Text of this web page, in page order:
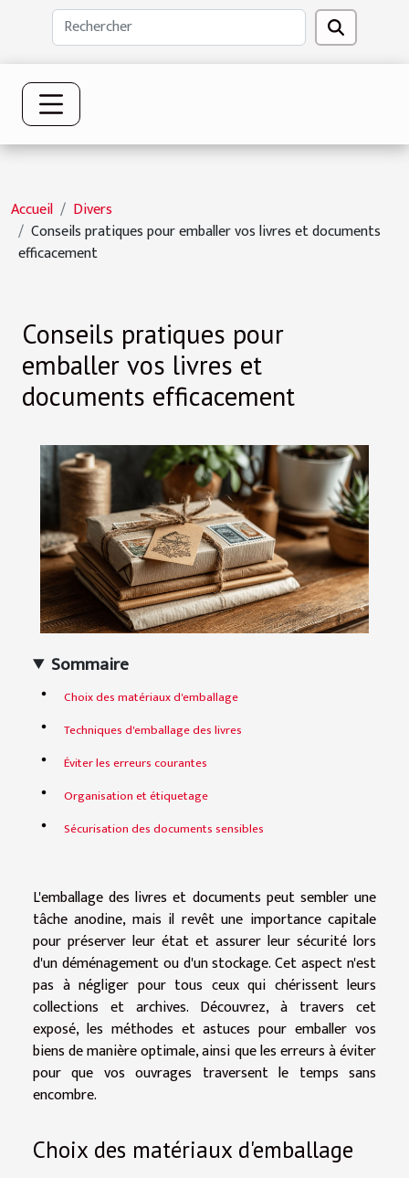
Accueil
Divers
Conseils pratiques pour emballer vos livres et documents
efficacement
Conseils pratiques pour
emballer vos livres et
documents efficacement
Sommaire
Choix des matériaux d'emballage
Techniques d'emballage des livres
Éviter les erreurs courantes
Organisation et étiquetage
Sécurisation des documents sensibles
L'emballage des livres et documents peut sembler une
tâche anodine, mais il revêt une importance capitale
pour préserver leur état et assurer leur sécurité lors
d'un déménagement ou d'un stockage. Cet aspect n'est
pas à négliger pour tous ceux qui chérissent leurs
collections et archives. Découvrez, à travers cet
exposé, les méthodes et astuces pour emballer vos
biens de manière optimale, ainsi que les erreurs à éviter
pour que vos ouvrages traversent le temps sans
encombre.
Choix des matériaux d'emballage